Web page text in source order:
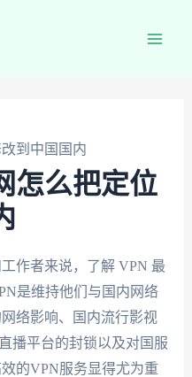
到中国国内
怎么把定位
作者来说，了解 VPN 最
是维持他们与国内网络
络影响、国内流行影视
播平台的封锁以及对国服
的VPN服务显得尤为重